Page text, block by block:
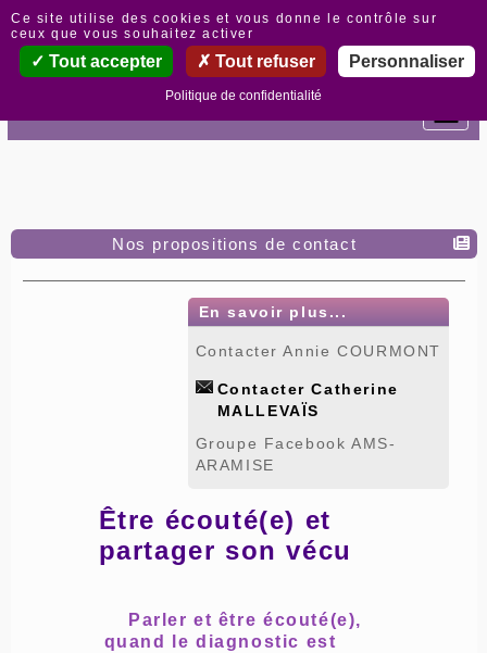
Nos propositions de contact
En savoir plus...
Contacter Annie COURMONT
Contacter Catherine
MALLEVAÏS
Groupe Facebook AMS-
ARAMISE
Être écouté(e) et
partager son vécu
Parler et être écouté(e),
quand le diagnostic est
Panneau de gestion des cookies
Ce site utilise des cookies et vous donne le contrôle sur
ceux que vous souhaitez activer
Tout accepter Tout refuser Personnaliser
Politique de confidentialité